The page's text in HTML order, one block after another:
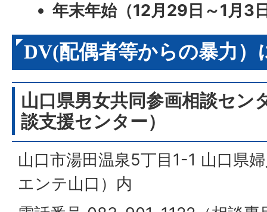
年末年始（12月29日～1月3
DV(配偶者等からの暴力）
山口県男女共同参画相談セン
談支援センター）
山口市湯田温泉5丁目1-1 山口県
エンテ山口）内